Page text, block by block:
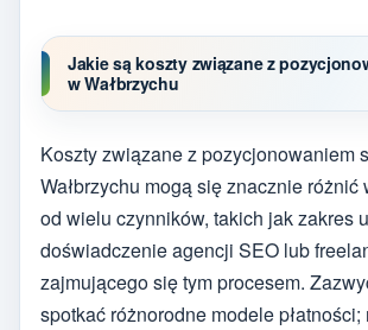
Jakie są koszty związane z
w Wałbrzychu
Koszty związane z pozycjonowaniem
Wałbrzychu mogą się znacznie różnić
od wielu czynników, takich jak zakres
doświadczenie agencji SEO lub
zajmującego się tym procesem.
spotkać różnorodne modele płatności;